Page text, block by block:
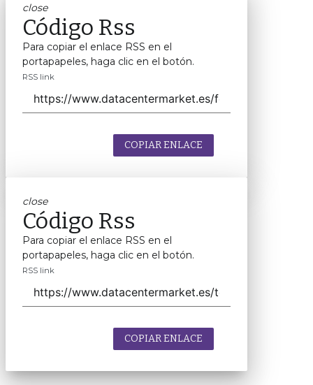
close
Código Rss
Para copiar el enlace RSS en el
portapapeles, haga clic en el botón.
RSS link
COPIAR ENLACE
close
Código Rss
Para copiar el enlace RSS en el
portapapeles, haga clic en el botón.
RSS link
COPIAR ENLACE